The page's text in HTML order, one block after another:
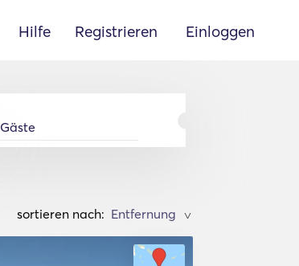
Hilfe Registrieren Einloggen
Gäste
sortieren nach: >